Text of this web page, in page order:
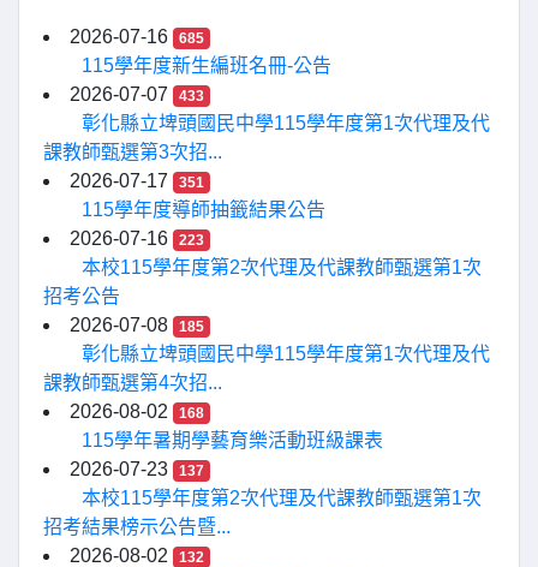
2026-07-16 685
115學年度新生編班名冊-公告
2026-07-07
433
彰化縣立埤頭國民中學115學年度第1次代理及代
課教師甄選第3次招...
2026-07-17
351
115學年度導師抽籤結果公告
2026-07-16
223
本校115學年度第2次代理及代課教師甄選第1次
招考公告
2026-07-08
185
彰化縣立埤頭國民中學115學年度第1次代理及代
課教師甄選第4次招...
2026-08-02
168
115學年暑期學藝育樂活動班級課表
2026-07-23
137
本校115學年度第2次代理及代課教師甄選第1次
招考結果榜示公告暨...
2026-08-02
132